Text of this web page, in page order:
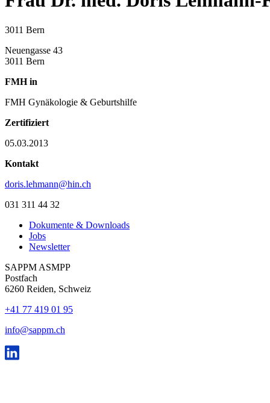
3011 Bern
Neuengasse 43
3011 Bern
FMH in
FMH Gynäkologie & Geburtshilfe
Zertifiziert
05.03.2013
Kontakt
doris.lehmann@hin.ch
031 311 44 32
Dokumente & Downloads
Jobs
Newsletter
SAPPM ASMPP
Postfach
6260 Reiden, Schweiz
+41 77 419 01 95
info@sappm.ch